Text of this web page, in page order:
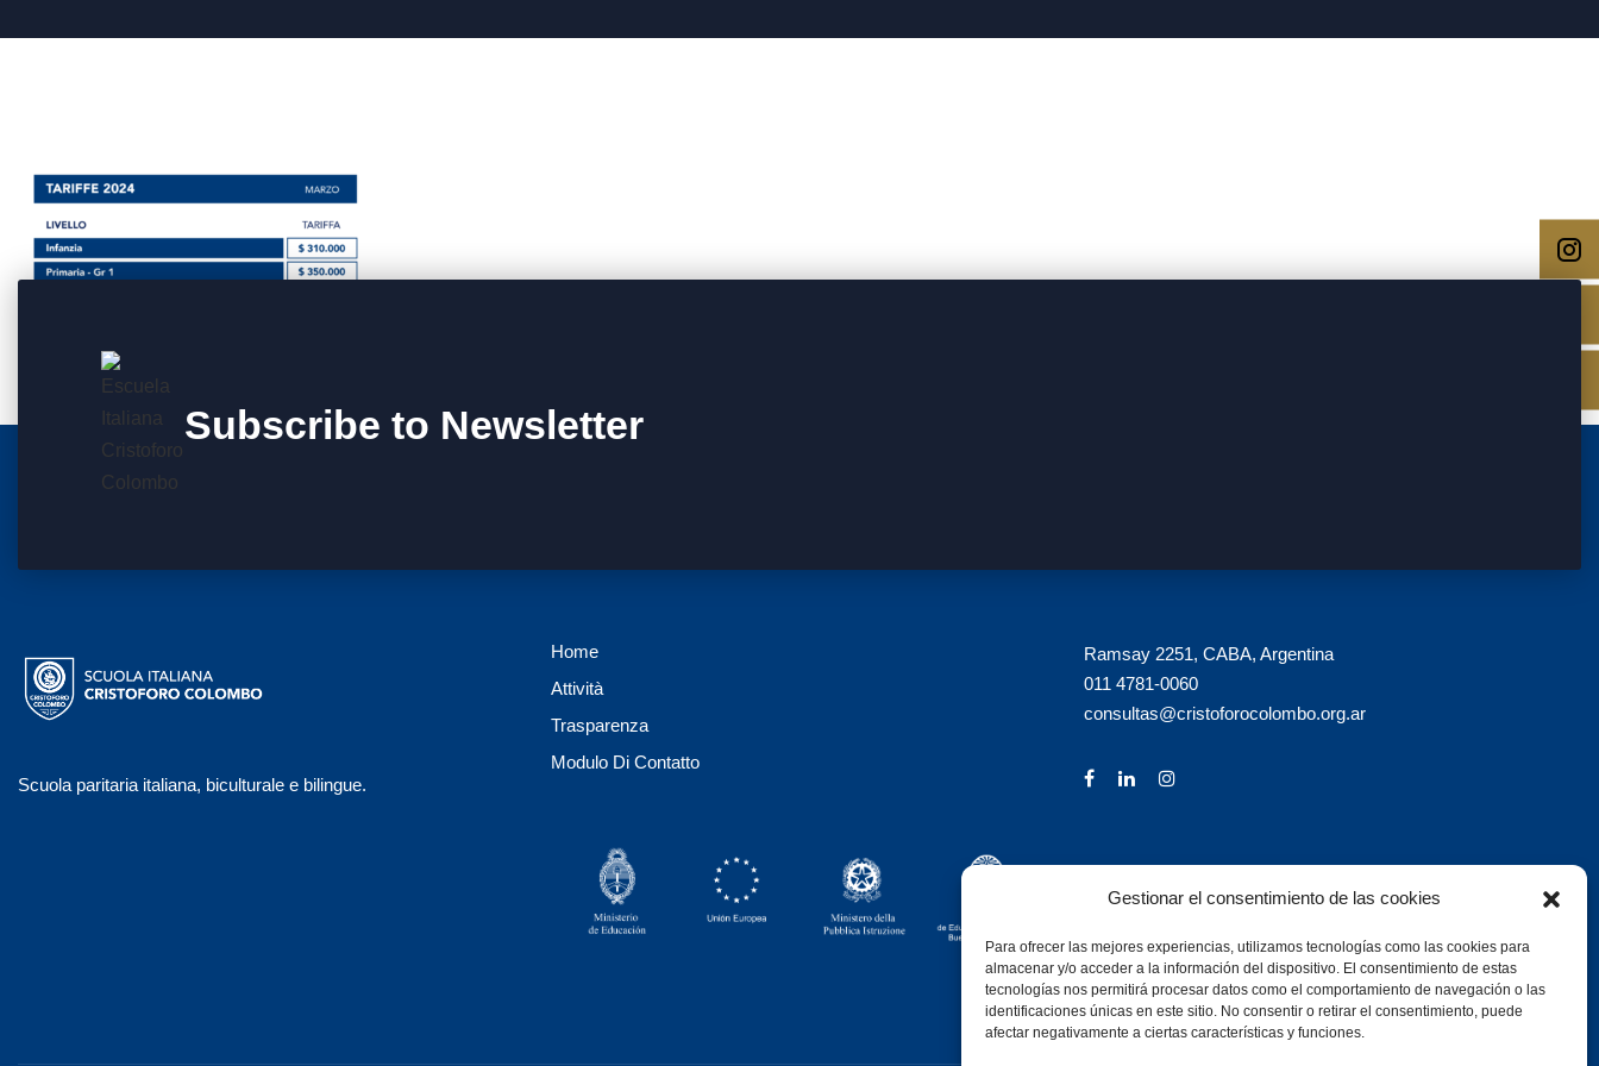
Gestionar el consentimiento de las cookies
Para ofrecer las mejores experiencias, utilizamos tecnologías como las cookies para
almacenar y/o acceder a la información del dispositivo. El consentimiento de estas
tecnologías nos permitirá procesar datos como el comportamiento de navegación o las
identificaciones únicas en este sitio. No consentir o retirar el consentimiento, puede
afectar negativamente a ciertas características y funciones.
Subscribe to Newsletter
Scuola paritaria italiana, biculturale e bilingue.
Home
Attività
Trasparenza
Modulo Di Contatto
Ramsay 2251, CABA, Argentina
011 4781-0060
consultas@cristoforocolombo.org.ar